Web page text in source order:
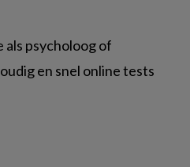
als psycholoog of
en snel online tests